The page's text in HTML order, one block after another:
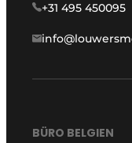
+31 495 450095
BÜRO BELGIEN